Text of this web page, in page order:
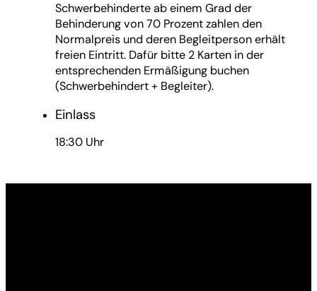
Schwerbehinderte ab einem Grad der
Behinderung von 70 Prozent zahlen den
Normalpreis und deren Begleitperson erhält
freien Eintritt. Dafür bitte 2 Karten in der
entsprechenden Ermäßigung buchen
(Schwerbehindert + Begleiter).
Einlass
18:30 Uhr